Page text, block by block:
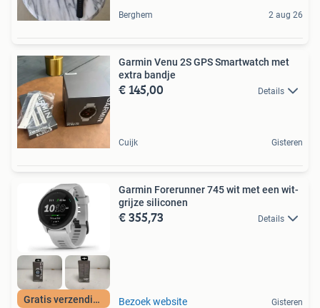
Berghem 2 aug 26
Garmin Venu 2S GPS Smartwatch met
extra bandje
€ 145,00 Details
Cuijk Gisteren
Gratis verzending
Garmin Forerunner 745 wit met een wit-
grijze siliconen
€ 355,73 Details
Bezoek website Gisteren